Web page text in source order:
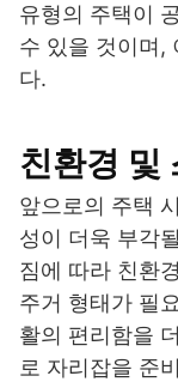
유형의 주택이
수 있을 것이며,
다.
친환경 및
앞으로의 주택
성이 더욱 부각
짐에 따라 친환
주거 형태가 필
활의 편리함을
로 자리잡을 준